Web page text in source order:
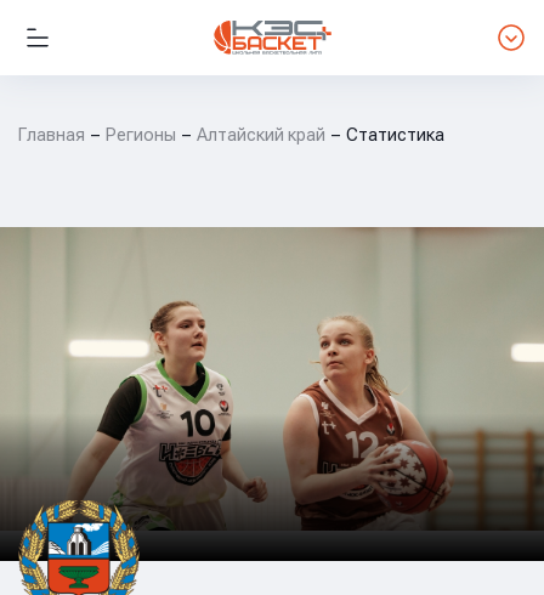
Главная Регионы Алтайский край Статистика